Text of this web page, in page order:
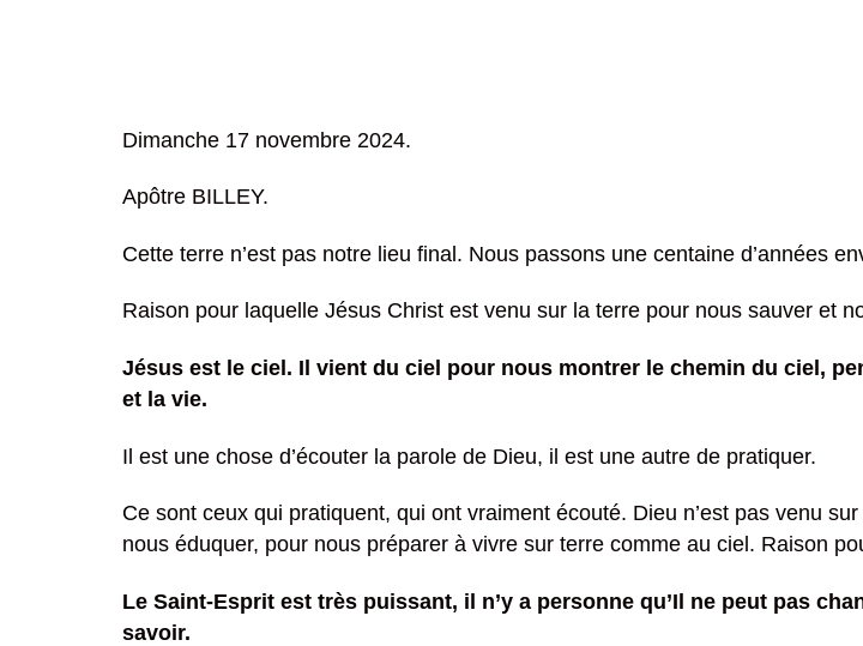
Dimanche 17 novembre 2024.
Apôtre BILLEY.
Cette terre n’est pas notre lieu final. Nous passons une centaine d’années
Raison pour laquelle Jésus Christ est venu sur la terre pour nous sauver et
Jésus est le ciel. Il vient du ciel pour nous montrer le chemin du ciel,
et la vie.
Il est une chose d’écouter la parole de Dieu, il est une autre de pratiquer.
Ce sont ceux qui pratiquent, qui ont vraiment écouté. Dieu n’est pas venu
nous éduquer, pour nous préparer à vivre sur terre comme au ciel. Raison
Le Saint-Esprit est très puissant, il n’y a personne qu’Il ne peut pas
savoir.